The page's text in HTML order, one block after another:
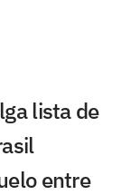
lista de
entre